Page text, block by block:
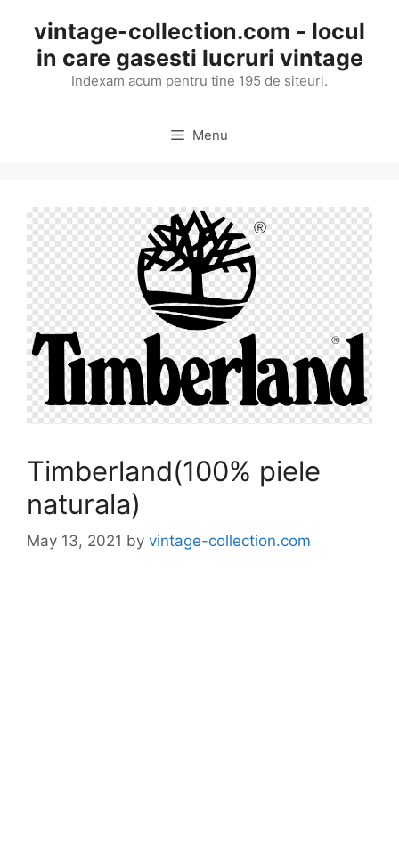
content
vintage-collection.com - locul
in care gasesti lucruri vintage
Indexam acum pentru tine 195 de siteuri.
Menu
Timberland(100% piele
naturala)
May 13, 2021 by vintage-collection.com